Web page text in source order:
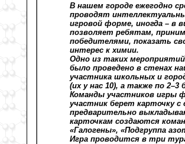
В нашем городе ежегодно
проводят
игровой форме, иногда – в
позволяет ребятам,
победителями, показать
интерес к химии.
Одно из таких
было проведено в стенах
участника школьных и
(их у нас 10), а также по 2–3
Команды участников игры
участник берет карточку
предварительно
карточкам создаются
«Галогены», «Подгруппа
Игра проводится в три